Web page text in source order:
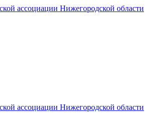
ассоциации Нижегородской области